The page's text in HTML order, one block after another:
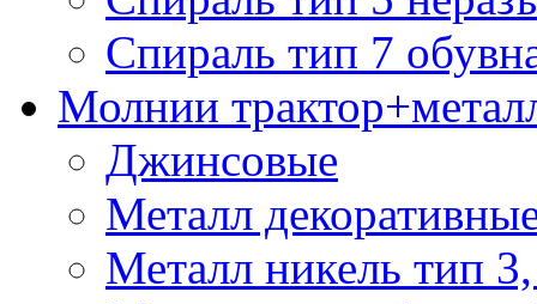
Спираль тип 7
Молнии
Джинсовые
Металл
Металл никель тип